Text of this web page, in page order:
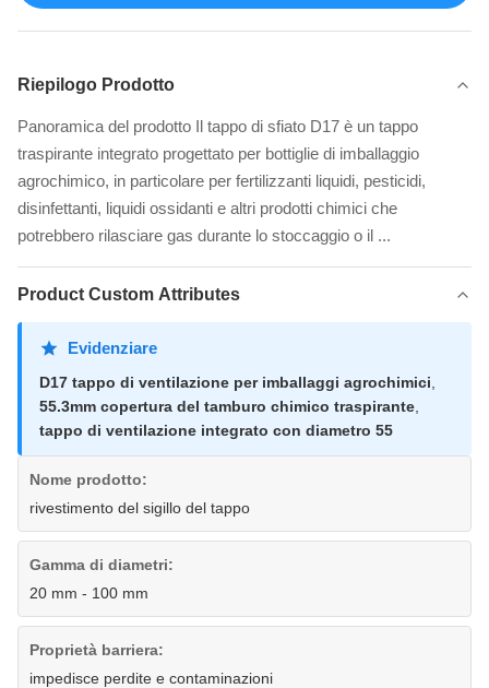
Riepilogo Prodotto
Panoramica del prodotto Il tappo di sfiato D17 è un tappo
traspirante integrato progettato per bottiglie di imballaggio
agrochimico, in particolare per fertilizzanti liquidi, pesticidi,
disinfettanti, liquidi ossidanti e altri prodotti chimici che
potrebbero rilasciare gas durante lo stoccaggio o il ...
Product Custom Attributes
Evidenziare
D17 tappo di ventilazione per imballaggi agrochimici
55.3mm copertura del tamburo chimico traspirante
tappo di ventilazione integrato con diametro 55
Nome prodotto:
rivestimento del sigillo del tappo
Gamma di diametri:
20 mm - 100 mm
Proprietà barriera:
impedisce perdite e contaminazioni